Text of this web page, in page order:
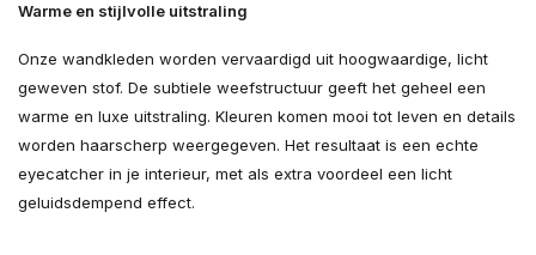
Warme en stijlvolle uitstraling
Onze wandkleden worden vervaardigd uit hoogwaardige, licht
geweven stof. De subtiele weefstructuur geeft het geheel een
warme en luxe uitstraling. Kleuren komen mooi tot leven en details
worden haarscherp weergegeven. Het resultaat is een echte
eyecatcher in je interieur, met als extra voordeel een licht
geluidsdempend effect.